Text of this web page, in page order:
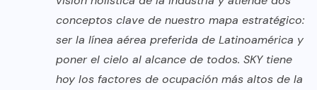
conceptos clave de nuestro mapa estratégico:
ser la línea aérea preferida de Latinoamérica y
poner el cielo al alcance de todos. SKY tiene
hoy los factores de ocupación más altos de la